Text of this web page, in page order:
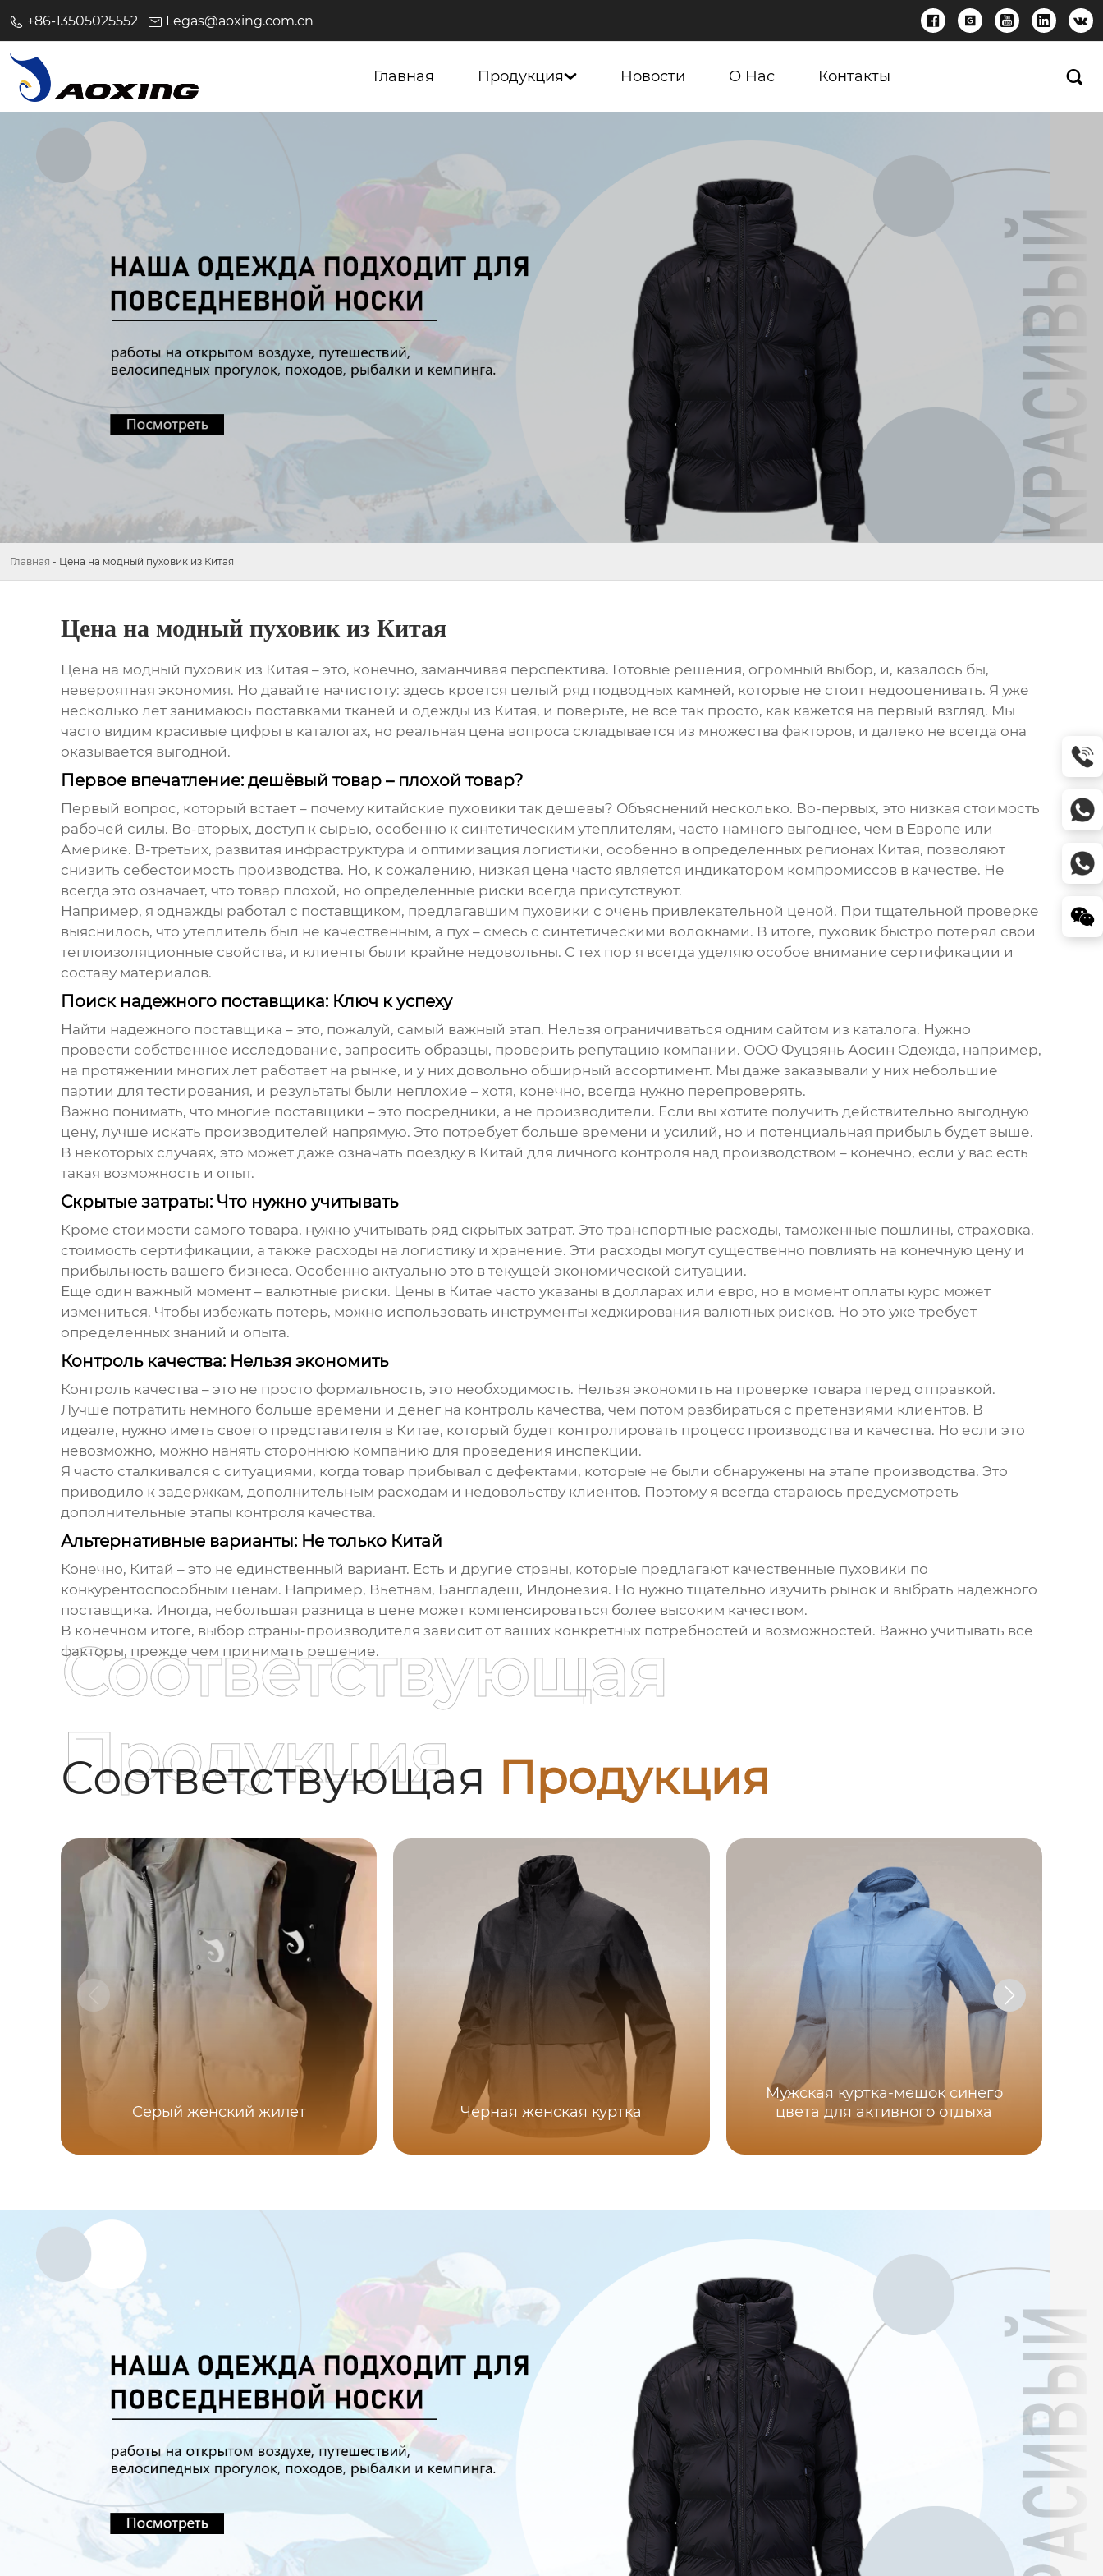
+86-13505025552 Legas@aoxing.com.cn     
Главная Продукция Новости О Нас Контакты 
Главная - Цена на модный пуховик из Китая
Цена на модный пуховик из Китая
Цена на модный пуховик из Китая – это, конечно, заманчивая перспектива. Готовые решения, огромный выбор, и, казалось бы,
невероятная экономия. Но давайте начистоту: здесь кроется целый ряд подводных камней, которые не стоит недооценивать. Я уже
несколько лет занимаюсь поставками тканей и одежды из Китая, и поверьте, не все так просто, как кажется на первый взгляд. Мы
часто видим красивые цифры в каталогах, но реальная цена вопроса складывается из множества факторов, и далеко не всегда она
оказывается выгодной.
Первое впечатление: дешёвый товар – плохой товар?
Первый вопрос, который встает – почему китайские пуховики так дешевы? Объяснений несколько. Во-первых, это низкая стоимость
рабочей силы. Во-вторых, доступ к сырью, особенно к синтетическим утеплителям, часто намного выгоднее, чем в Европе или
Америке. В-третьих, развитая инфраструктура и оптимизация логистики, особенно в определенных регионах Китая, позволяют
снизить себестоимость производства. Но, к сожалению, низкая цена часто является индикатором компромиссов в качестве. Не
всегда это означает, что товар плохой, но определенные риски всегда присутствуют.
Например, я однажды работал с поставщиком, предлагавшим пуховики с очень привлекательной ценой. При тщательной проверке
выяснилось, что утеплитель был не качественным, а пух – смесь с синтетическими волокнами. В итоге, пуховик быстро потерял свои
теплоизоляционные свойства, и клиенты были крайне недовольны. С тех пор я всегда уделяю особое внимание сертификации и
составу материалов.
Поиск надежного поставщика: Ключ к успеху
Найти надежного поставщика – это, пожалуй, самый важный этап. Нельзя ограничиваться одним сайтом из каталога. Нужно
провести собственное исследование, запросить образцы, проверить репутацию компании. ООО Фуцзянь Аосин Одежда, например,
на протяжении многих лет работает на рынке, и у них довольно обширный ассортимент. Мы даже заказывали у них небольшие
партии для тестирования, и результаты были неплохие – хотя, конечно, всегда нужно перепроверять.
Важно понимать, что многие поставщики – это посредники, а не производители. Если вы хотите получить действительно выгодную
цену, лучше искать производителей напрямую. Это потребует больше времени и усилий, но и потенциальная прибыль будет выше.
В некоторых случаях, это может даже означать поездку в Китай для личного контроля над производством – конечно, если у вас есть
такая возможность и опыт.
Скрытые затраты: Что нужно учитывать
Кроме стоимости самого товара, нужно учитывать ряд скрытых затрат. Это транспортные расходы, таможенные пошлины, страховка,
стоимость сертификации, а также расходы на логистику и хранение. Эти расходы могут существенно повлиять на конечную цену и
прибыльность вашего бизнеса. Особенно актуально это в текущей экономической ситуации.
Еще один важный момент – валютные риски. Цены в Китае часто указаны в долларах или евро, но в момент оплаты курс может
измениться. Чтобы избежать потерь, можно использовать инструменты хеджирования валютных рисков. Но это уже требует
определенных знаний и опыта.
Контроль качества: Нельзя экономить
Контроль качества – это не просто формальность, это необходимость. Нельзя экономить на проверке товара перед отправкой.
Лучше потратить немного больше времени и денег на контроль качества, чем потом разбираться с претензиями клиентов. В
идеале, нужно иметь своего представителя в Китае, который будет контролировать процесс производства и качества. Но если это
невозможно, можно нанять стороннюю компанию для проведения инспекции.
Я часто сталкивался с ситуациями, когда товар прибывал с дефектами, которые не были обнаружены на этапе производства. Это
приводило к задержкам, дополнительным расходам и недовольству клиентов. Поэтому я всегда стараюсь предусмотреть
дополнительные этапы контроля качества.
Альтернативные варианты: Не только Китай
Конечно, Китай – это не единственный вариант. Есть и другие страны, которые предлагают качественные пуховики по
конкурентоспособным ценам. Например, Вьетнам, Бангладеш, Индонезия. Но нужно тщательно изучить рынок и выбрать надежного
поставщика. Иногда, небольшая разница в цене может компенсироваться более высоким качеством.
В конечном итоге, выбор страны-производителя зависит от ваших конкретных потребностей и возможностей. Важно учитывать все
факторы, прежде чем принимать решение.
Соответствующая Продукция
Соответствующая
Продукция
Серый женский жилет Черная женская куртка
Мужская куртка-мешок синего
цвета для активного отдыха